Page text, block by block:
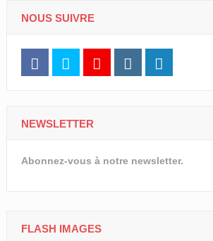
NOUS SUIVRE
NEWSLETTER
Abonnez-vous à notre newsletter.
FLASH IMAGES